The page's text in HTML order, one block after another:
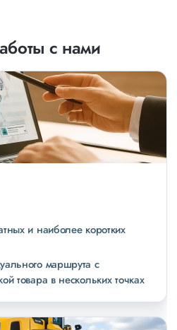
с нами
и наиболее коротких
маршрута с
товара в нескольких точках